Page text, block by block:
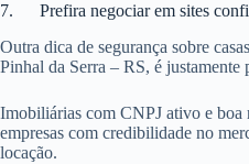
7. Prefira negociar em sites
Outra dica de segurança sobre
Pinhal da Serra – RS, é
Imobiliárias com CNPJ ativo e boa
empresas com credibilidade no
locação.